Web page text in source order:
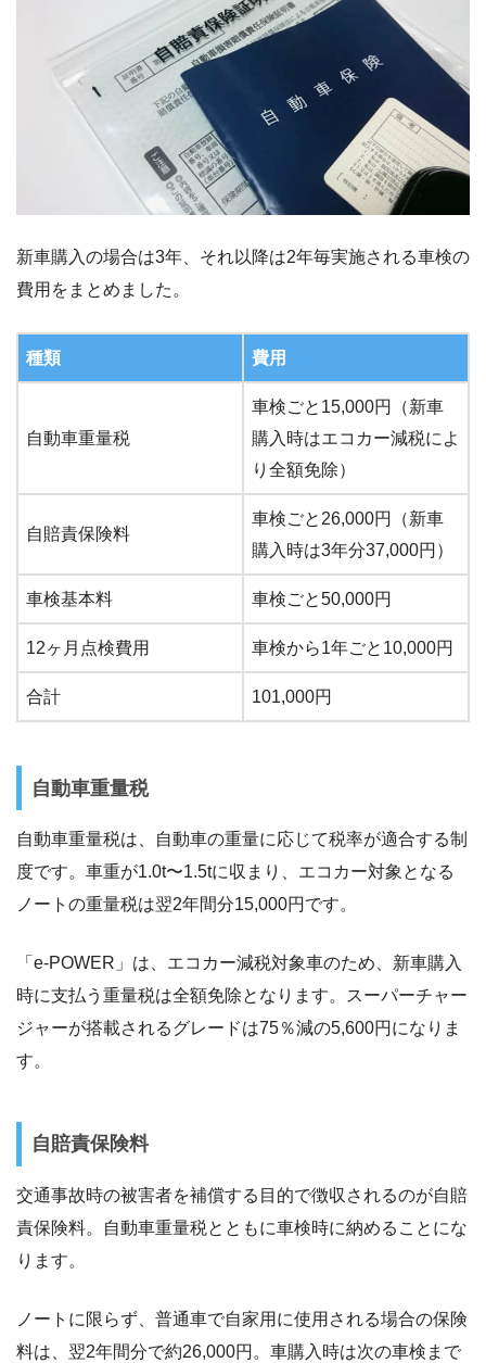
新車購入の場合は3年、それ以降は2年毎実施される車検の
費用をまとめました。
種類 費用
自動車重量税
車検ごと15,000円（新車
購入時はエコカー減税によ
り全額免除）
自賠責保険料
車検ごと26,000円（新車
購入時は3年分37,000円）
車検基本料 車検ごと50,000円
12ヶ月点検費用 車検から1年ごと10,000円
合計 101,000円
自動車重量税
自動車重量税は、自動車の重量に応じて税率が適合する制
度です。車重が1.0t〜1.5tに収まり、エコカー対象となる
ノートの重量税は翌2年間分15,000円です。
「e-POWER」は、エコカー減税対象車のため、新車購入
時に支払う重量税は全額免除となります。スーパーチャー
ジャーが搭載されるグレードは75％減の5,600円になりま
す。
自賠責保険料
交通事故時の被害者を補償する目的で徴収されるのが自賠
責保険料。自動車重量税とともに車検時に納めることにな
ります。
ノートに限らず、普通車で自家用に使用される場合の保険
料は、翌2年間分で約26,000円。車購入時は次の車検まで